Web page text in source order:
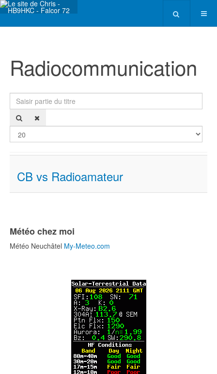
Radiocommunication
Saisir partie du titre
CB vs Radioamateur
Météo chez moi
Météo Neuchâtel My-Meteo.com